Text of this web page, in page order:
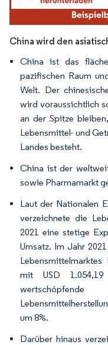
China wird den
China ist das
pazifischen Raum
Welt. Der
wird voraussichtlich
an der Spitze
Lebensmittel- und
Landes besteht.
China ist der
sowie Pharmamarkt
Laut der Nationalen
verzeichnete die
2021 eine stetige
Umsatz. Im Jahr
mit USD
um 8%.
Darüber hinaus